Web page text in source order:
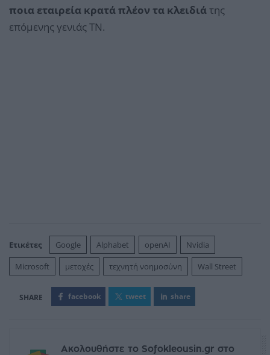
ποια εταιρεία κρατά πλέον τα κλειδιάτης
επόμενης γενιάς ΤΝ.
Ετικέτες Google Alphabet openAI
Nvidia
Microsoft
μετοχές τεχνητή νοημοσύνη Wall Street
facebook tweet share
Ακολουθήστε το Sofokleousin.gr στο